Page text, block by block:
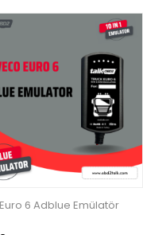
6 Adblue Emülatör